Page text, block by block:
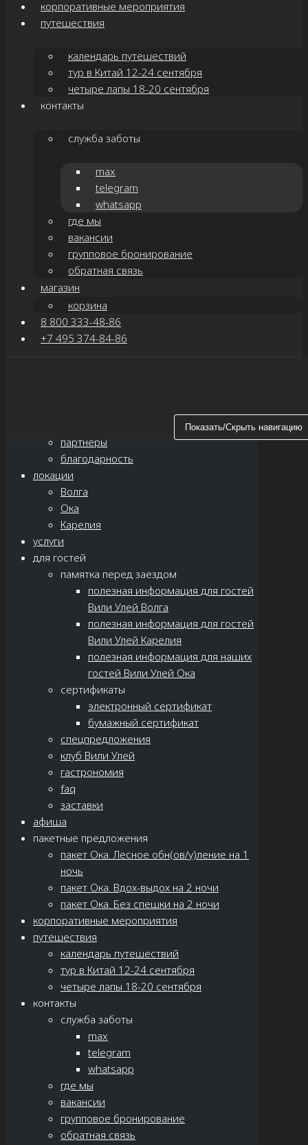
корпоративные мероприятия
путешествия
календарь путешествий
тур в Китай 12-24 сентября
четыре лапы 18-20 сентября
контакты
служба заботы
max
telegram
whatsapp
где мы
вакансии
групповое бронирование
обратная связь
магазин
корзина
8 800 333-48-86
+7 495 374-84-86
Показать/Скрыть навигацию
партнёры
благодарность
локации
Волга
Ока
Карелия
услуги
для гостей
памятка перед заездом
полезная информация для гостей
Вили Улей Волга
полезная информация для гостей
Вили Улей Карелия
полезная информация для наших
гостей Вили Улей Ока
сертификаты
электронный сертификат
бумажный сертификат
спецпредложения
клуб Вили Улей
гастрономия
faq
заставки
афиша
пакетные предложения
пакет Ока. Лесное обн(ов/у)ление на 1
ночь
пакет Ока. Вдох-выдох на 2 ночи
пакет Ока. Без спешки на 2 ночи
корпоративные мероприятия
путешествия
календарь путешествий
тур в Китай 12-24 сентября
четыре лапы 18-20 сентября
контакты
служба заботы
max
telegram
whatsapp
где мы
вакансии
групповое бронирование
обратная связь